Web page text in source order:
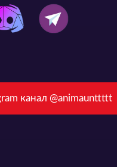
канал @animaunttttt